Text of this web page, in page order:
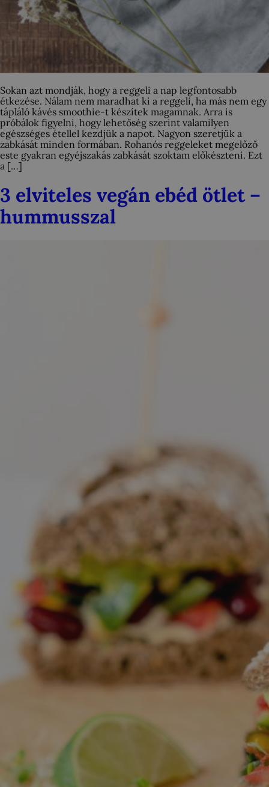
Sokan azt mondják, hogy a reggeli a nap legfontosabb
étkezése. Nálam nem maradhat ki a reggeli, ha más nem egy
tápláló kávés smoothie-t készítek magamnak. Arra is
próbálok figyelni, hogy lehetőség szerint valamilyen
egészséges étellel kezdjük a napot. Nagyon szeretjük a
zabkását minden formában. Rohanós reggeleket megelőző
este gyakran egyéjszakás zabkását szoktam előkészteni. Ezt
a […]
3 elviteles vegán ebéd ötlet –
hummusszal